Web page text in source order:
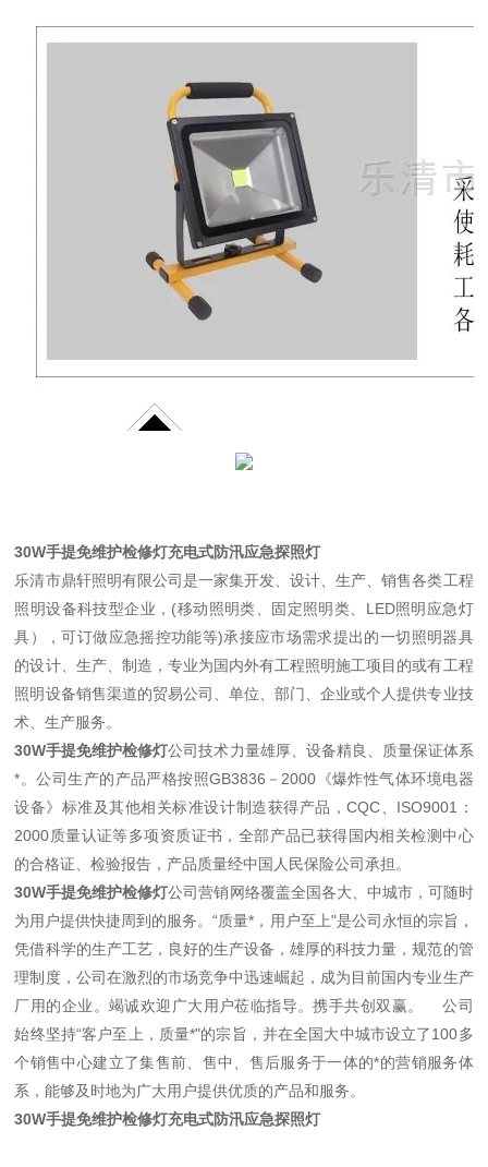
30W手提免维护检修灯充电式防汛应急探照灯
乐清市鼎轩照明有限公司是一家集开发、设计、生产、销售各类工程
照明设备科技型企业，(移动照明类、固定照明类、LED照明应急灯
具），可订做应急摇控功能等)承接应市场需求提出的一切照明器具
的设计、生产、制造，专业为国内外有工程照明施工项目的或有工程
照明设备销售渠道的贸易公司、单位、部门、企业或个人提供专业技
术、生产服务。
30W手提免维护检修灯公司技术力量雄厚、设备精良、质量保证体系
*。公司生产的产品严格按照GB3836－2000《爆炸性气体环境电器
设备》标准及其他相关标准设计制造获得产品，CQC、ISO9001：
2000质量认证等多项资质证书，全部产品已获得国内相关检测中心
的合格证、检验报告，产品质量经中国人民保险公司承担。
30W手提免维护检修灯公司营销网络覆盖全国各大、中城市，可随时
为用户提供快捷周到的服务。“质量*，用户至上"是公司永恒的宗旨，
凭借科学的生产工艺，良好的生产设备，雄厚的科技力量，规范的管
理制度，公司在激烈的市场竞争中迅速崛起，成为目前国内专业生产
厂用的企业。竭诚欢迎广大用户莅临指导。携手共创双赢。 公司
始终坚持“客户至上，质量*"的宗旨，并在全国大中城市设立了100多
个销售中心建立了集售前、售中、售后服务于一体的*的营销服务体
系，能够及时地为广大用户提供优质的产品和服务。
30W手提免维护检修灯充电式防汛应急探照灯